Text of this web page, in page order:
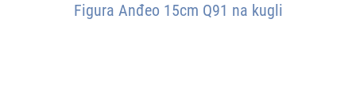
Figura Anđeo 15cm Q91 na kugli